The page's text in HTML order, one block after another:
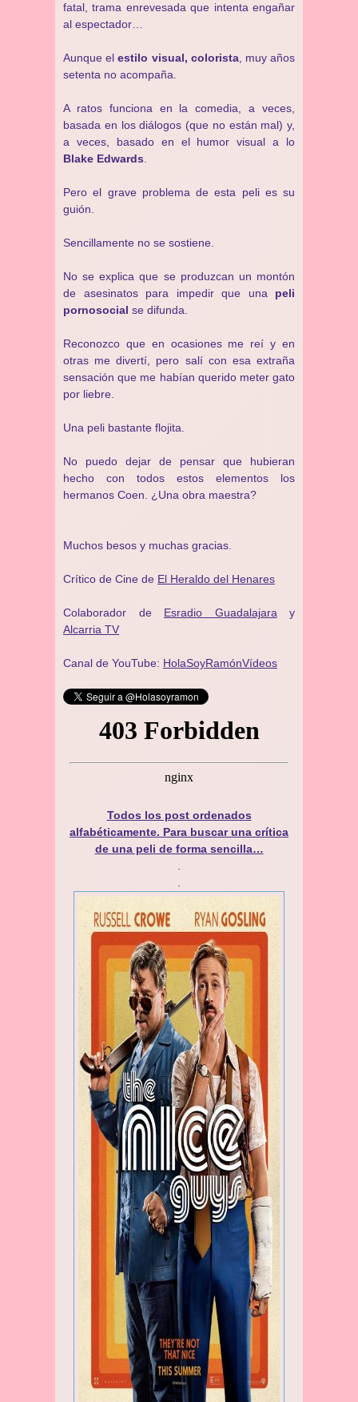
fatal, trama enrevesada que intenta engañar
al espectador…
Aunque elestilo visual, colorista, muy años
setenta no acompaña.
A ratos funciona en la comedia, a veces,
basada en los diálogos (que no están mal) y,
a veces, basado en el humor visual a lo
Blake Edwards
Pero el grave problema de esta peli es su
guión.
Sencillamente no se sostiene.
No se explica que se produzcan un montón
de asesinatos para impedir que una peli
pornosocial se difunda.
Reconozco que en ocasiones me reí y en
otras me divertí, pero salí con esa extraña
sensación que me habían querido meter gato
por liebre.
Una peli bastante flojita.
No puedo dejar de pensar que hubieran
hecho con todos estos elementos los
hermanos Coen. ¿Una obra maestra?
Muchos besos y muchas gracias.
Crítico de Cine de El Heraldo del Henares
Colaborador de Esradio Guadalajara y
Alcarria TV
Canal de YouTube: HolaSoyRamónVídeos
Todos los post ordenados
alfabéticamente. Para buscar una crítica
de una peli de forma sencilla…